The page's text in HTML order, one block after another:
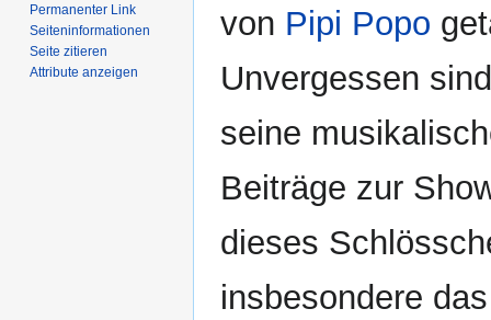
von Pipi Popo
Unvergessen sind
seine
Beiträge zur
dieses
insbesondere das
Permanenter Link
Seiten­­informationen
Seite zitieren
Attribute anzeigen